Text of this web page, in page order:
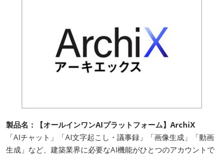
製品名：【オールインワンAIプラットフォーム】ArchiX
「AIチャット」「AI文字起こし・議事録」「画像生成」「動画
生成」など、建築業界に必要なAI機能がひとつのアカウントで